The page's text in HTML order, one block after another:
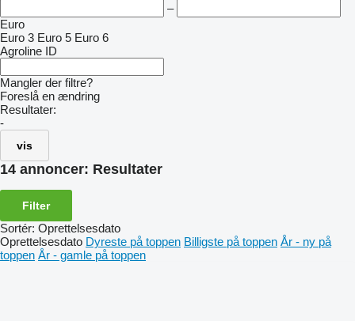
–
Euro
Euro 3 Euro 5 Euro 6
Agroline ID
Mangler der filtre?
Foreslå en ændring
Resultater:
-
vis
14 annoncer: Resultater
Filter
Sortér: Oprettelsesdato
Oprettelsesdato Dyreste på toppen Billigste på toppen År - ny på
toppen År - gamle på toppen